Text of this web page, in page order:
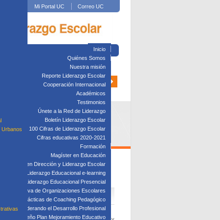
Mi Portal UC Correo UC
Urbanos
Inicio
Quiénes Somos
Nuestra misión
Reporte Liderazgo Escolar
Cooperación Internacional
Académicos
Testimonios
Únete a la Red de Liderazgo
Boletín Liderazgo Escolar
100 Cifras de Liderazgo Escolar
Cifras educativas 2020-2021
Formación
Magíster en Educación
Diplomado en Dirección y Liderazgo Escolar
en Liderazgo Educacional e-learning
en Liderazgo Educacional Presencial
Directiva de Organizaciones Escolares
Taller: Prácticas de Coaching Pedagógico
Taller: Liderando el Desarrollo Profesional
Taller: Diseño Plan Mejoramiento Educativo
DE LÍDERES